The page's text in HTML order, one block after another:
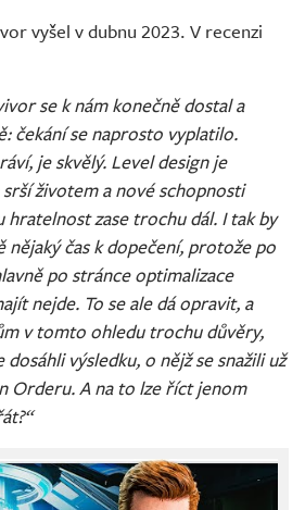
vyšel v dubnu 2023. V recenzi
se k nám konečně dostal a
čekání se naprosto vyplatilo.
je skvělý. Level design je
životem a nové schopnosti
hratelnost zase trochu dál. I tak by
nějaký čas k dopečení, protože po
po stránce optimalizace
nejde. To se ale dá opravit, a
v tomto ohledu trochu důvěry,
výsledku, o nějž se snažili už
Orderu. A na to lze říct jenom